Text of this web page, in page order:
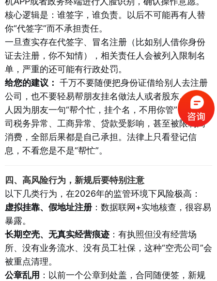
核心逻辑是：谁签字，谁负责。以后不可能再有人替
你“代签字”而不承担责任。
一旦查实存在代签字、冒名注册（比如别人借你身份
证去注册，你不知情），相关责任人会被列入限制名
单，严重的还可能有行政处罚。
给您的建议： 千万不要随便把身份证借给别人去注册
公司，也不要轻易帮朋友挂名做法人或者股东。很多
人因为朋友一句“帮个忙，挂个名，不用你管”，最后公
司税务异常、工商异常、贷款受影响，甚至被限制高
消费，全部后果都是自己承担。法律上只看登记信
息，不看您是不是“帮忙”。
四、高风险行为，新规后要特别注意
以下几类行为，在2026年的监管环境下风险极高：
虚拟挂靠、假地址注册 ：数据联网+实地核查，很容易
暴露。
长期空壳、无真实经营痕迹 ：有执照但没有经营场
所、没有业务流水、没有员工社保，这种“空壳公司”会
被重点清理。
公章乱用 ：以前一个公章到处盖，合同随便签，新规